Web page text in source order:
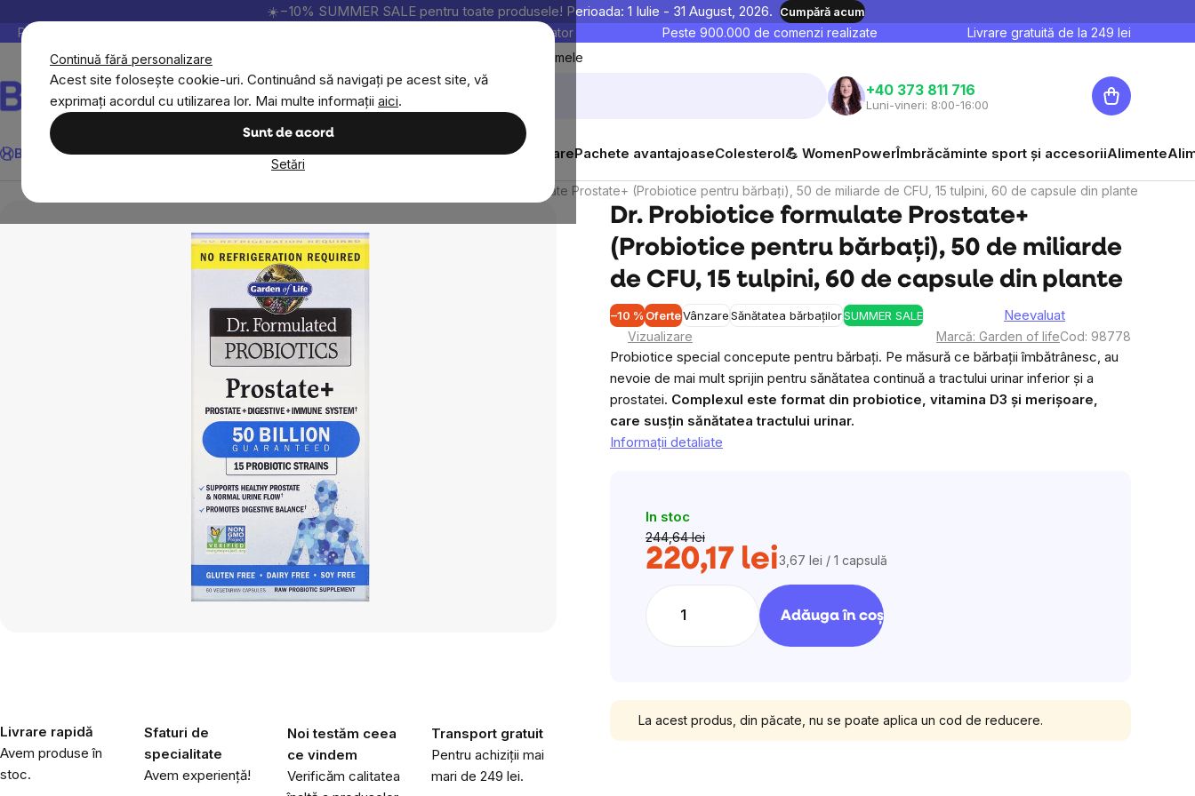
Continuă fără personalizare
Acest site folosește cookie-uri. Continuând să navigați pe acest site, vă
exprimați acordul cu utilizarea lor. Mai multe informații aici.
Sunt de acord
Setări
☀️−10% SUMMER SALE pentru toate produsele! Perioada: 1 Iulie - 31 August, 2026. Cumpără acum
Peste 200.000 de recenzii verificate Produsele noastre sunt testate în laborator Peste 900.000 de comenzi realizate Livrare gratuită de la 249 lei
Favoritele mele
Căutare
+40 373 811 716
Luni-vineri: 8:00-16:00
Coş
de
BrainMax
SportImunitateFemeiBărbațiCopiiObiectiveNoutățiSuplimente alimentarePachete avantajoaseColesterol💪 WomenPowerÎmbrăcăminte sport și accesoriiAlimente
Dr. Probiotice formulate Prostate+ (Probiotice pentru bărbați), 50 de miliarde de CFU, 15 tulpini, 60 de capsule din plante
Dr. Probiotice formulate Prostate+
(Probiotice pentru bărbați), 50 de miliarde
de CFU, 15 tulpini, 60 de capsule din plante
–10 % OferteVânzareSănătatea bărbațilorSUMMER SALE
Evaluarea
medie
a
produsului
este
Neevaluat
Livrare rapidă
Avem produse în
stoc.
Sfaturi de
specialitate
Avem experiență!
Noi testăm ceea
ce vindem
Verificăm calitatea
Transport gratuit
Pentru achiziții mai
mari de 249 lei.
Vizualizare Marcă: Garden of lifeCod: 98778
Probiotice special concepute pentru bărbați. Pe măsură ce bărbații îmbătrânesc, au
nevoie de mai mult sprijin pentru sănătatea continuă a tractului urinar inferior și a
prostatei. Complexul este format din probiotice, vitamina D3 și merișoare,
care susțin sănătatea tractului urinar.
Informaţii detaliate
In stoc
244,64 lei
220,17 leiEvaluare
preţ:
3,67 lei / 1 capsulă
Adăuga în coş
La acest produs, din păcate, nu se poate aplica un cod de reducere.